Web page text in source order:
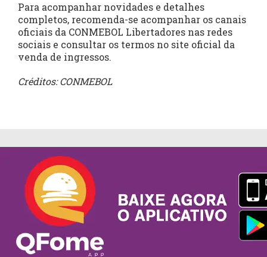
Para acompanhar novidades e detalhes
completos, recomenda-se acompanhar os canais
oficiais da CONMEBOL Libertadores nas redes
sociais e consultar os termos no site oficial da
venda de ingressos.
Créditos: CONMEBOL